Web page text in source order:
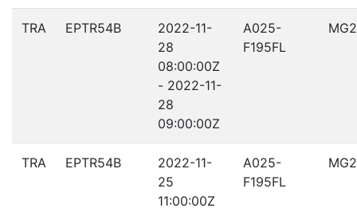
TRA EPTR54B
2022-11-
28
08:00:00Z
- 2022-11-
28
09:00:00Z
A025-
F195FL
TRA EPTR54B
2022-11-
25
11:00:00Z
A025-
F195FL